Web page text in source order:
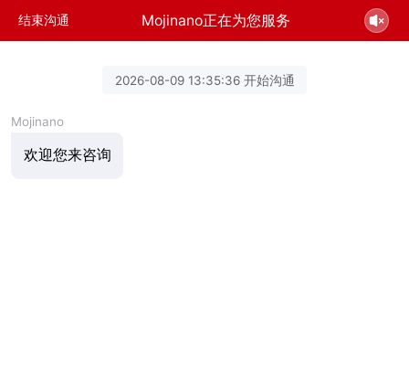
结束沟通 Mojinano正在为您服务
2026-08-09 13:35:36 开始沟通
Mojinano
欢迎您来咨询